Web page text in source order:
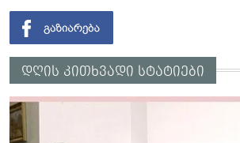
დღის კითხვადი სტატიები